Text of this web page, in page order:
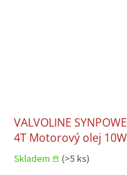
VALVOLINE
4T Motorový olej
(4l)
Skladem 𖠿 (>5 ks)